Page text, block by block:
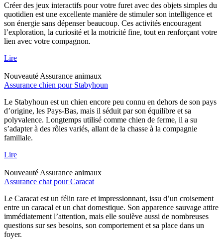
Créer des jeux interactifs pour votre furet avec des objets simples du
quotidien est une excellente manière de stimuler son intelligence et
son énergie sans dépenser beaucoup. Ces activités encouragent
l’exploration, la curiosité et la motricité fine, tout en renforçant votre
lien avec votre compagnon.
Lire
Nouveauté Assurance animaux
Assurance chien pour Stabyhoun
Le Stabyhoun est un chien encore peu connu en dehors de son pays
d’origine, les Pays-Bas, mais il séduit par son équilibre et sa
polyvalence. Longtemps utilisé comme chien de ferme, il a su
s’adapter à des rôles variés, allant de la chasse à la compagnie
familiale.
Lire
Nouveauté Assurance animaux
Assurance chat pour Caracat
Le Caracat est un félin rare et impressionnant, issu d’un croisement
entre un caracal et un chat domestique. Son apparence sauvage attire
immédiatement l’attention, mais elle soulève aussi de nombreuses
questions sur ses besoins, son comportement et sa place dans un
foyer.